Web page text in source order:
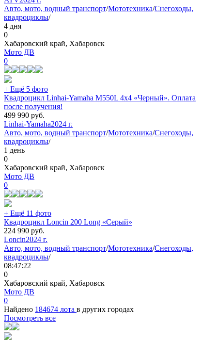
Авто, мото, водный транспорт/Мототехника/Снегоходы,
квадроциклы/
4 дня
0
Хабаровский край, Хабаровск
Мото ДВ
0
+ Ещё 5 фото
Квадроцикл Linhai-Yamaha M550L 4x4 «Черный». Оплата
после получения!
499 990 руб.
Linhai-Yamaha2024 г.
Авто, мото, водный транспорт/Мототехника/Снегоходы,
квадроциклы/
1 день
0
Хабаровский край, Хабаровск
Мото ДВ
0
+ Ещё 11 фото
Квадроцикл Loncin 200 Long «Серый»
224 990 руб.
Loncin2024 г.
Авто, мото, водный транспорт/Мототехника/Снегоходы,
квадроциклы/
08:47:22
0
Хабаровский край, Хабаровск
Мото ДВ
0
Найдено 184674 лота в других городах
Посмотреть все